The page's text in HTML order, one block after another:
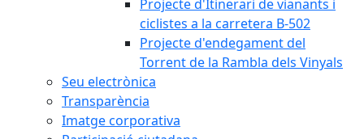
Projecte d'Itinerari de vianants i
ciclistes a la carretera B-502
Projecte d'endegament del
Torrent de la Rambla dels Vinyals
Seu electrònica
Transparència
Imatge corporativa